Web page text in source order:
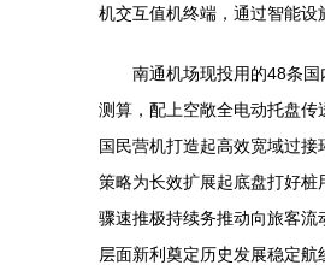
机交互值机终端，通过智能设
南通机场现投用的48条
测算，配上空敞全电动托盘
国民营机打造起高效宽域过
策略为长效扩展起底盘打好
骤速推极持续务推动向旅客
层面新利奠定历史发展稳定